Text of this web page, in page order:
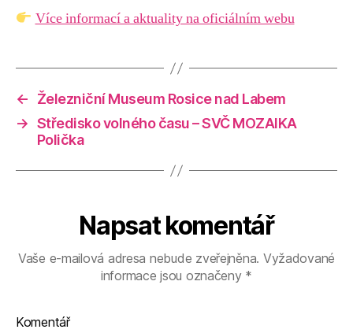
Více informací a aktuality na oficiálním webu
←
Železniční Museum Rosice nad Labem
→ Středisko volného času – SVČ MOZAIKA
Polička
Napsat komentář
Vaše e-mailová adresa nebude zveřejněna. Vyžadované
informace jsou označeny *
Komentář